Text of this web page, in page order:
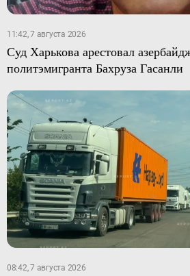
11:42, 7 августа 2026
Суд Харькова арестовал
политэмигранта Бахруза Гасанли
08:42, 7 августа 2026